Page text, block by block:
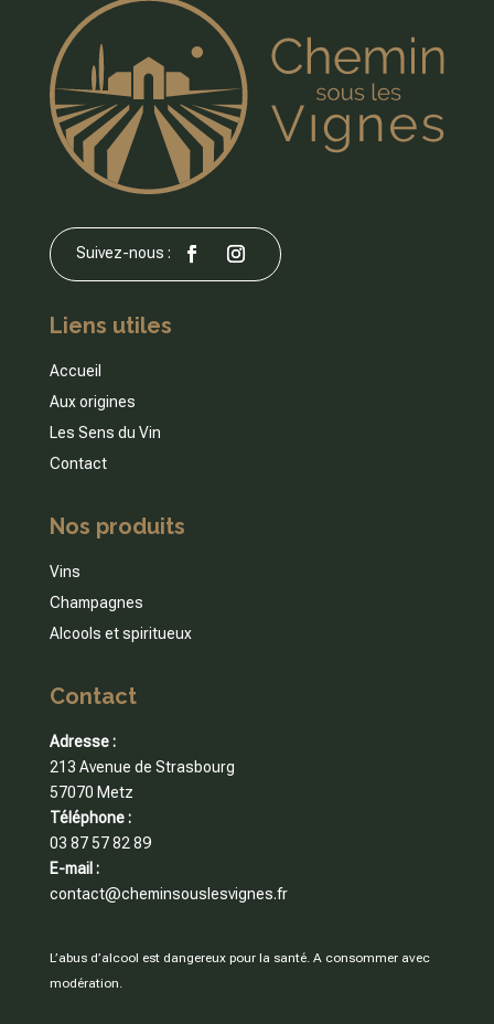
Liens utiles
Accueil
Aux origines
Les Sens du Vin
Contact
Nos produits
Vins
Champagnes
Alcools et spiritueux
Contact
Adresse :
213 Avenue de Strasbourg
57070 Metz
Téléphone :
03 87 57 82 89
E-mail :
contact@cheminsouslesvignes.fr
L’abus d’alcool est dangereux pour la santé. A consommer avec
modération.